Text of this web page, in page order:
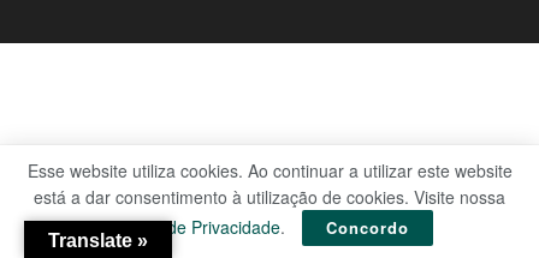
Translate »
Esse website utiliza cookies. Ao continuar a utilizar este website
está a dar consentimento à utilização de cookies. Visite nossa
Política de Privacidade. Concordo